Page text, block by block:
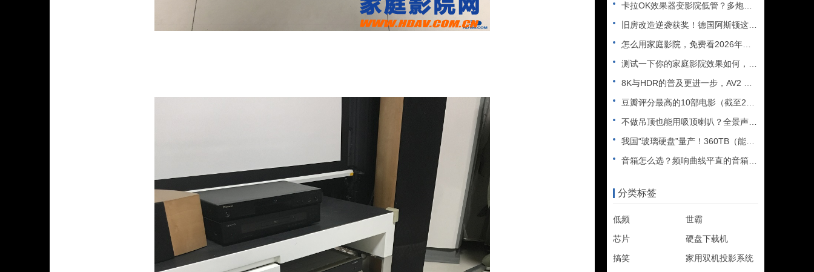
卡拉OK效果器变影院低管？多炮玩家省钱了，内附调音软件免费下
旧房改造逆袭获奖！德国阿斯顿这套7.2.4全景声私人影院太惊
怎么用家庭影院，免费看2026年世界杯直播？
测试一下你的家庭影院效果如何，bobo精选测试片1~3合集
8K与HDR的普及更进一步，AV2 视频编解码器发布
豆瓣评分最高的10部电影（截至2025年）
不做吊顶也能用吸顶喇叭？全景声天空声道安装教程
我国“玻璃硬盘”量产！360TB（能装2.5万部电影），10
音箱怎么选？频响曲线平直的音箱一定好听吗？
分类标签
低频
世霸
芯片
硬盘下载机
搞笑
家用双机投影系统